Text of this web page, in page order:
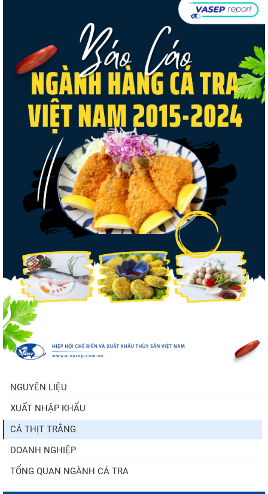
Góp ý Dự thảo Luật An toàn thực phẩm
(sửa đổi)
Thuế Mục 301 và bài toán thích ứng của
tôm Việt tại thị...
VASEP chào đón Công ty Cổ phần Thương
mại Sim Ba gia nhập...
Nguồn cung giảm, giá cá rô phi Trung Quốc
tiếp tục tăng
Nhập khẩu tôm của Mỹ phục hồi trong
tháng 5/2026
Trung Quốc tăng mạnh nhập khẩu mực,
trong khi nguồn cung...
NGUYÊN LIỆU
XUẤT NHẬP KHẨU
CÁ THỊT TRẮNG
DOANH NGHIỆP
TỔNG QUAN NGÀNH CÁ TRA